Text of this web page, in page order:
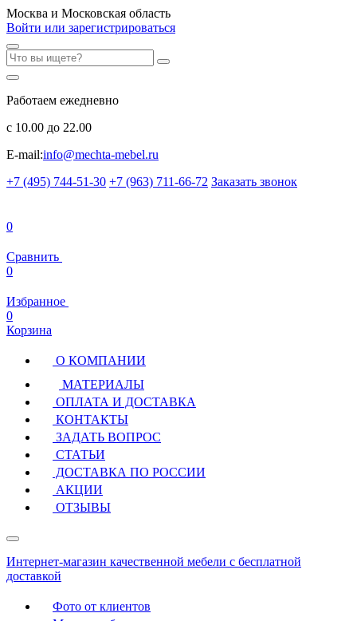
Москва и Московская область
Войти или зарегистрироваться
Работаем ежедневно
с 10.00 до 22.00
E-mail:info@mechta-mebel.ru
+7 (495) 744-51-30 +7 (963) 711-66-72 Заказать звонок
0
Сравнить
0
Избранное
0
Корзина
О КОМПАНИИ
МАТЕРИАЛЫ
ОПЛАТА И ДОСТАВКА
КОНТАКТЫ
ЗАДАТЬ ВОПРОС
СТАТЬИ
ДОСТАВКА ПО РОССИИ
АКЦИИ
ОТЗЫВЫ
Интернет-магазин качественной мебели с бесплатной
доставкой
Фото от клиентов